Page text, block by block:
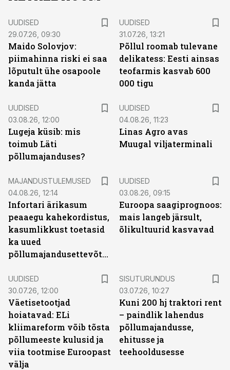
UUDISED
29.07.26, 09:30
Maido Solovjov:
piimahinna riski ei saa
lõputult ühe osapoole
kanda jätta
UUDISED
31.07.26, 13:21
Põllul roomab tulevane
delikatess: Eesti ainsas
teofarmis kasvab 600
000 tigu
UUDISED
03.08.26, 12:00
Lugeja küsib: mis
toimub Läti
põllumajanduses?
UUDISED
04.08.26, 11:23
Linas Agro avas
Muugal viljaterminali
MAJANDUSTULEMUSED
04.08.26, 12:14
Infortari ärikasum
peaaegu kahekordistus,
kasumlikkust toetasid
ka uued
põllumajandusettevõtted
UUDISED
03.08.26, 09:15
Euroopa saagiprognoos:
mais langeb järsult,
õlikultuurid kasvavad
UUDISED
30.07.26, 12:00
Väetisetootjad
hoiatavad: ELi
kliimareform võib tõsta
põllumeeste kulusid ja
viia tootmise Euroopast
välja
SISUTURUNDUS
03.07.26, 10:27
Kuni 200 hj traktori rent
– paindlik lahendus
põllumajandusse,
ehitusse ja
teehooldusesse